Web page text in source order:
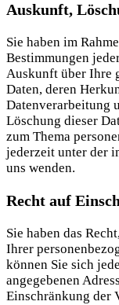
Auskunft,
Sie haben im
Bestimmungen
Auskunft über Ihre
Daten, deren
Datenverarbeitung
Löschung dieser
zum Thema
jederzeit unter der
uns wenden.
Recht auf
Sie haben das
Ihrer
können Sie sich
angegebenen
Einschränkung der